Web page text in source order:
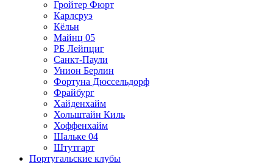
Гройтер Фюрт
Карлсруэ
Кёльн
Майнц 05
РБ Лейпциг
Санкт-Паули
Унион Берлин
Фортуна Дюссельдорф
Фрайбург
Хайденхайм
Хольштайн Киль
Хоффенхайм
Шальке 04
Штутгарт
Португальские клубы